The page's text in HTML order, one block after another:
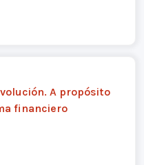
A propósito
financiero